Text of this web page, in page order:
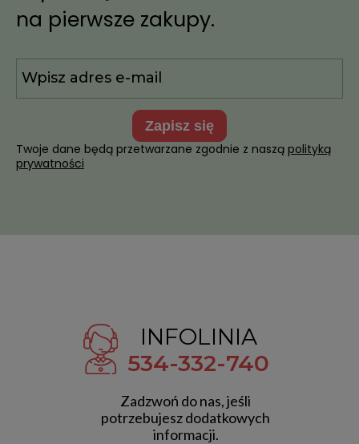
na pierwsze zakupy.
zapisz się
Twoje dane będą przetwarzane zgodnie z naszą polityką
prywatności
INFOLINIA
534-332-740
Zadzwoń do nas, jeśli
potrzebujesz dodatkowych
informacji.